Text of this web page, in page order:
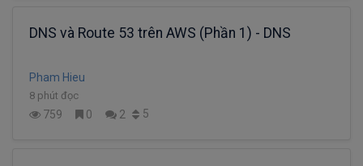
DNS và Route 53 trên AWS (Phần 1) - DNS
Pham Hieu
8 phút đọc
759 0 2 5